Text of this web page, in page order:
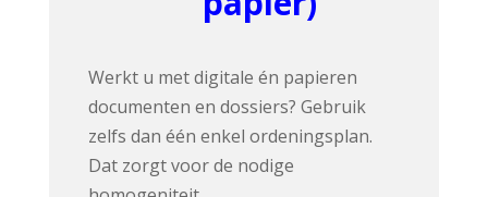
Werkt u met digitale én papieren
documenten en dossiers? Gebruik
zelfs dan één enkel ordeningsplan.
Dat zorgt voor de nodige